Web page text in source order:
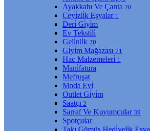
Ayakkabı Ve Çanta 20
Çeyi̇zli̇k Eşyalar 1
Deri̇ Gi̇yi̇m
Ev Teksti̇li̇
Geli̇nli̇k 20
Gi̇yi̇m Mağazası 71
Hac Malzemeleri̇ 1
Mani̇fatura
Mefruşat
Moda Evi̇
Outlet Gi̇yi̇m
Saatçı 2
Sarraf Ve Kuyumcular 39
Spotçular
Takı Gümüş Hedi̇yeli̇k Eşya